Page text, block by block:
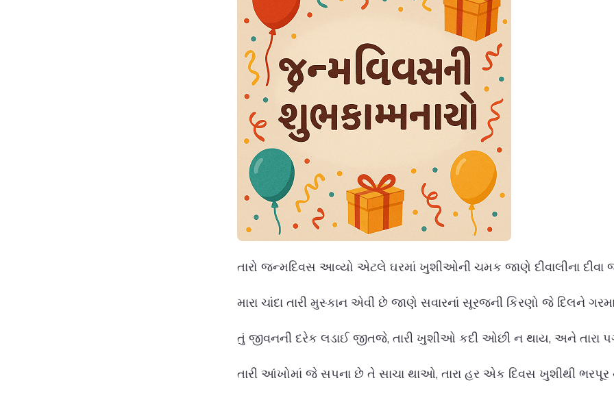
તારો જન્મદિવસ આવ્યો એટલે ઘરમાં ખુશીઓની ચમક જાણે દીવાલીના દીવા
મારા ચાંદા તારી મુસ્કાન એવી છે જાણે સવારનાં સૂરજની કિરણો જે દિલને
તું જીવનની દરેક લડાઈ જીતજે, તારી ખુશીઓ કદી ઓછી ન થાય, અને તારા
તારી આંખોમાં જે સપના છે તે સાચા થાઓ, તારા હર એક દિવસ ખુશીથી